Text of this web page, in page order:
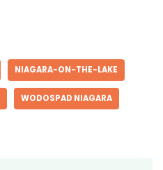
NIAGARA-ON-THE-LAKE
WODOSPAD NIAGARA